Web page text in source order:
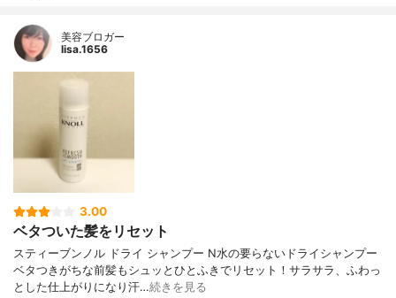
美容ブロガー
lisa.1656
3.00
ベタついた髪をリセット
スティーブンノル ドライ シャンプー N 水の要らないドライシャンプー
ベタつきがちな前髪もシュッとひとふきで リセット！サラサラ、ふわっ
とした仕上がりになり汗…続きを見る